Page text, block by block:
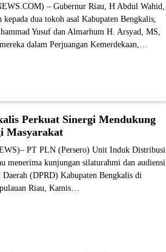
– Gubernur Riau, H Abdul Wahid,
kepada dua tokoh asal Kabupaten Bengkalis,
Yusuf dan Almarhum H. Arsyad, MS,
dalam Perjuangan Kemerdekaan,…
Perkuat Sinergi Mendukung
Masyarakat
PT PLN (Persero) Unit Induk Distribusi
menerima kunjungan silaturahmi dan audiensi
(DPRD) Kabupaten Bengkalis di
Riau, Kamis…